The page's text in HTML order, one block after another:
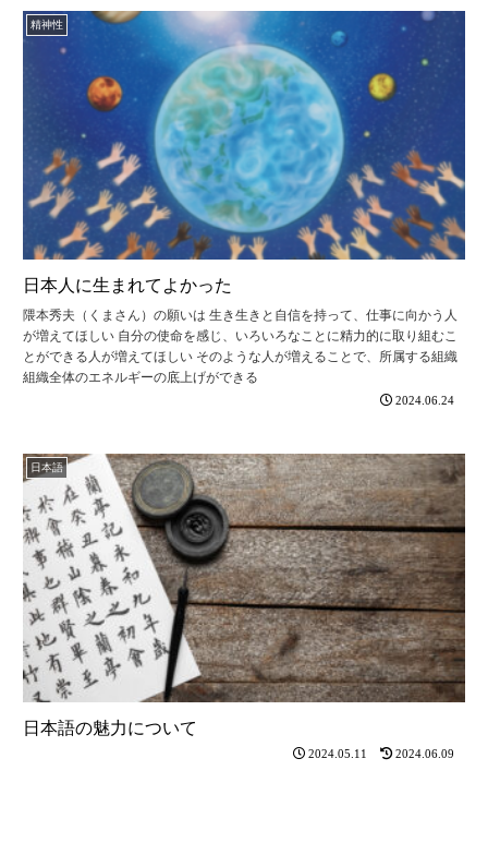
精神性
日本人に生まれてよかった
隈本秀夫（くまさん）の願いは 生き生きと自信を持って、仕事に向かう人
が増えてほしい 自分の使命を感じ、いろいろなことに精力的に取り組むこ
とができる人が増えてほしい そのような人が増えることで、所属する組織
組織全体のエネルギーの底上げができる
2024.06.24
日本語
日本語の魅力について
2024.05.11 2024.06.09